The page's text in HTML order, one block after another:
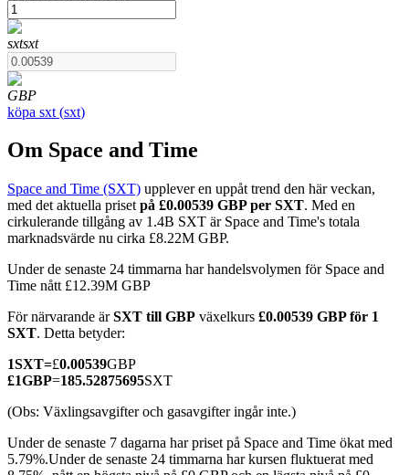
COIN-M Futures
Futures för kryptovaluta
TradFi
Derivat för aktier, valuta, ädelmetaller och råvaror
sxtsxt
GBP
köpa sxt (sxt)
Om Space and Time
Space and Time (SXT) upplever en uppåt trend den här veckan,
med det aktuella priset på £0.00539 GBP per SXT. Med en
cirkulerande tillgång av 1.4B SXT är Space and Time's totala
marknadsvärde nu cirka £8.22M GBP.
Under de senaste 24 timmarna har handelsvolymen för Space and
Time nått £12.39M GBP
För närvarande ärSXT till GBP växelkurs £0.00539 GBP för 1
SXT. Detta betyder:
1SXT=£0.00539GBP
£1GBP=185.52875695SXT
(Obs: Växlingsavgifter och gasavgifter ingår inte.)
Under de senaste 7 dagarna har priset på Space and Time ökat med
5.79%.Under de senaste 24 timmarna har kursen fluktuerat med